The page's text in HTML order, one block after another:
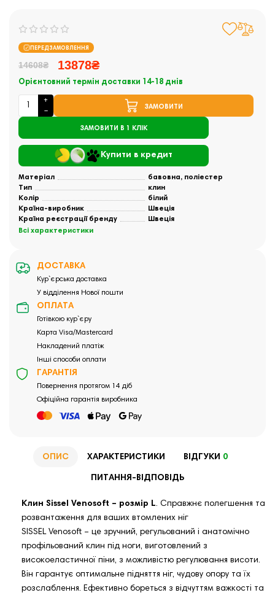
ПЕРЕДЗАМОВЛЕННЯ
14608₴ 13878₴
Орієнтовний термін доставки 14-18 днів
ЗАМОВИТИ
ЗАМОВИТИ В 1 КЛІК
Купити в кредит
Матеріал
бавовна, поліестер
Тип
клин
Колір
білий
Країна-виробник
Швеція
Країна реєстрації бренду
Швеція
Всі характеристики
ДОСТАВКА
Кур`єрська доставка
У відділення Нової пошти
ОПЛАТА
Готівкою кур`єру
Карта Visa/Mastercard
Накладений платіж
Інші способи оплати
ГАРАНТІЯ
Повернення протягом 14 діб
Офіційна гарантія виробника
ОПИС ХАРАКТЕРИСТИКИ ВІДГУКИ 0
ПИТАННЯ-ВІДПОВІДЬ
Клин Sissel Venosoft – розмір L. Справжнє полегшення та
розвантаження для ваших втомлених ніг
SISSEL Venosoft – це зручний, регульований і анатомічно
профільований клин під ноги, виготовлений з
високоеластичної піни, з можливістю регулювання висоти.
Він гарантує оптимальне підняття ніг, чудову опору та їх
розслаблення. Ефективно бореться з відчуттям важкості та